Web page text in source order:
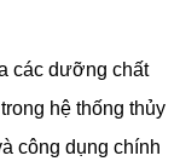
các dưỡng chất
hệ thống thủy
công dụng chính